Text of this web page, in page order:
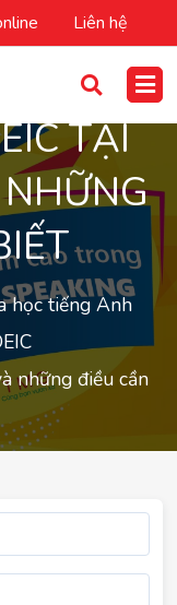
Liên hệ
TẠI
học tiếng Anh
những điều cần